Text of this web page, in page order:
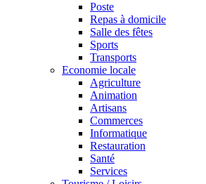
Poste
Repas à domicile
Salle des fêtes
Sports
Transports
Economie locale
Agriculture
Animation
Artisans
Commerces
Informatique
Restauration
Santé
Services